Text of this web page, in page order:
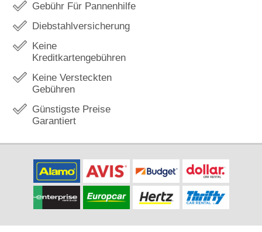
Gebühr Für Pannenhilfe
Diebstahlversicherung
Keine
Kreditkartengebühren
Keine Versteckten
Gebühren
Günstigste Preise
Garantiert